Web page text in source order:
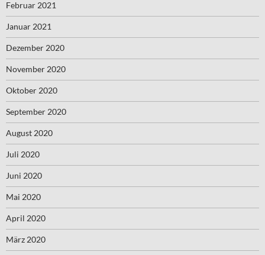
Februar 2021
Januar 2021
Dezember 2020
November 2020
Oktober 2020
September 2020
August 2020
Juli 2020
Juni 2020
Mai 2020
April 2020
März 2020